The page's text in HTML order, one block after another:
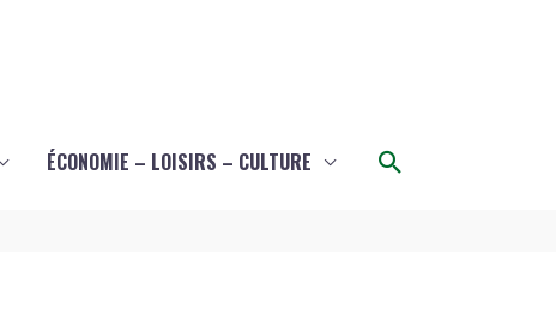
ÉCONOMIE – LOISIRS – CULTURE Rechercher